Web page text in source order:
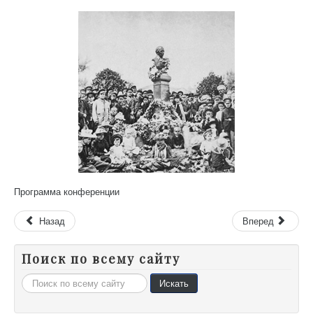
Программа конференции
Назад Вперед
Поиск по всему сайту
Искать... Искать